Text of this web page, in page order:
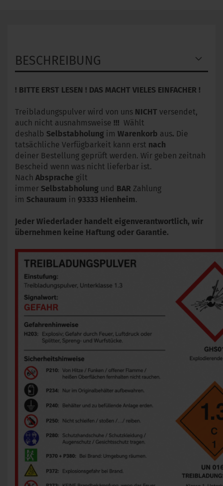
BESCHREIBUNG
! BITTE ERST LESEN ! DAS MACHT VIELES EINFACHER !
Treibladungspulver wird von uns NICHT versendet,
auch nicht ausnahmsweise !!! Wählt
deshalb Selbstabholung im Warenkorb aus. Die
tatsächliche Verfügbarkeit kann erst nach
deiner Bestellung geprüft werden. Wir geben zeitnah
Bescheid wenn was nicht lieferbar ist.
Nach Absprache gilt
immer Selbstabholung und BAR Zahlung
im Schauraum in 93333 Hienheim.
Jeder Wiederlader handelt eigenverantwortlich, wir
übernehmen keine Haftung oder Garantie.